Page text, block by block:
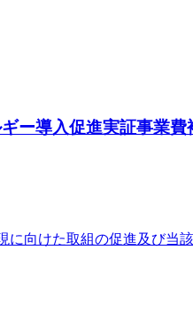
ー導入促進実証事業費
向けた取組の促進及び当